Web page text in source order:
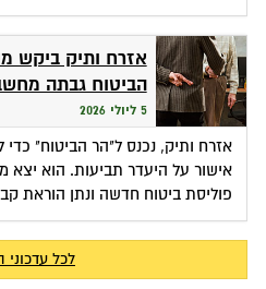
אזרח ותיק ביקש
הביטוח גבתה
5 ליולי 2026
אזרח ותיק, נכנס ל"הר הביטוח"
אישור על היעדר תביעות. הוא יצא
פוליסת ביטוח חדשה ונתן הוראת
לכל